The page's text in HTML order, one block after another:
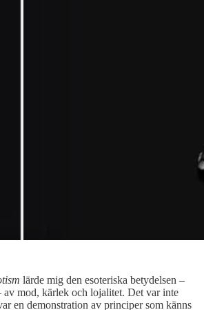
lärde mig den esoteriska betydelsen –
av mod, kärlek och lojalitet. Det var inte
en demonstration av principer som känns